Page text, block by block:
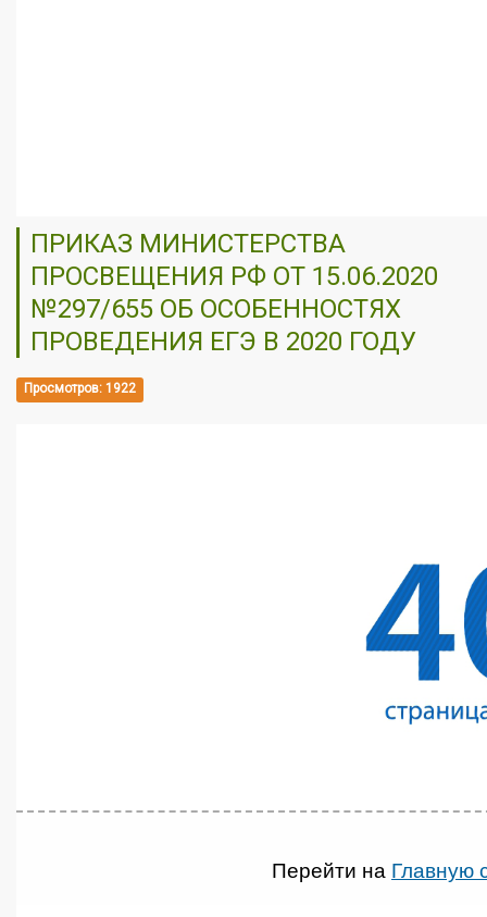
ПРИКАЗ МИНИСТЕРСТВА
ПРОСВЕЩЕНИЯ РФ ОТ 15.06.2020
№297/655 ОБ ОСОБЕННОСТЯХ
ПРОВЕДЕНИЯ ЕГЭ В 2020 ГОДУ
Просмотров: 1922